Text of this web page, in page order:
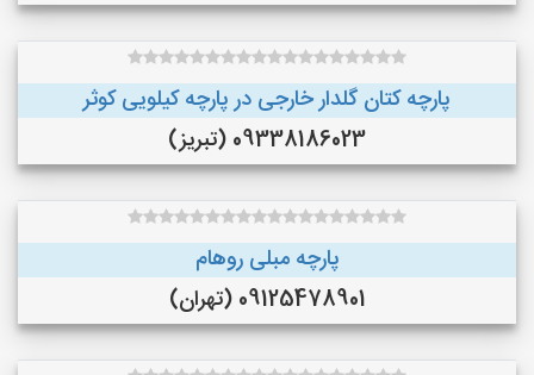
پارچه کتان گلدار خارجی در پارچه کیلویی کوثر
09338186023 (تبریز)
پارچه مبلی روهام
09125478901 (تهران)